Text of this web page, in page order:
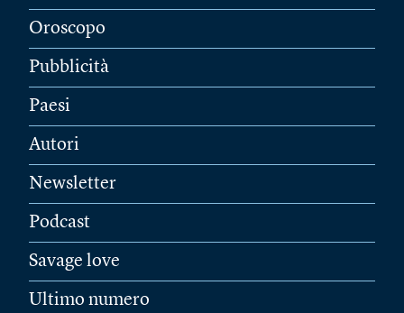
Oroscopo
Pubblicità
Paesi
Autori
Newsletter
Podcast
Savage love
Ultimo numero